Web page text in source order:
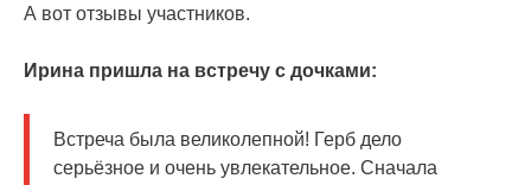
А вот отзывы участников.
Ирина пришла на встречу с дочками:
Встреча была великолепной! Герб дело
серьёзное и очень увлекательное. Сначала